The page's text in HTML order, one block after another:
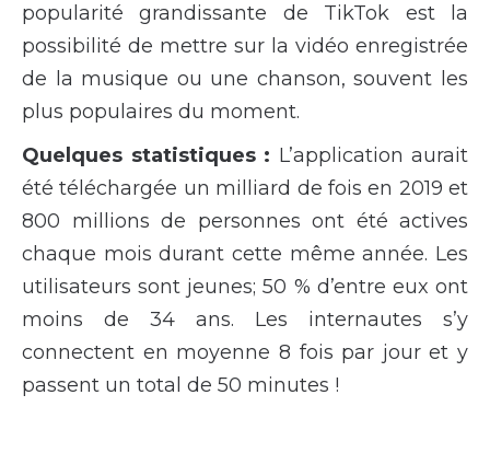
popularité grandissante de TikTok est la
possibilité de mettre sur la vidéo enregistrée
de la musique ou une chanson, souvent les
plus populaires du moment.
Quelques statistiques : L’application aurait
été téléchargée un milliard de fois en 2019 et
800 millions de personnes ont été actives
chaque mois durant cette même année. Les
utilisateurs sont jeunes; 50 % d’entre eux ont
moins de 34 ans. Les internautes s’y
connectent en moyenne 8 fois par jour et y
passent un total de 50 minutes !